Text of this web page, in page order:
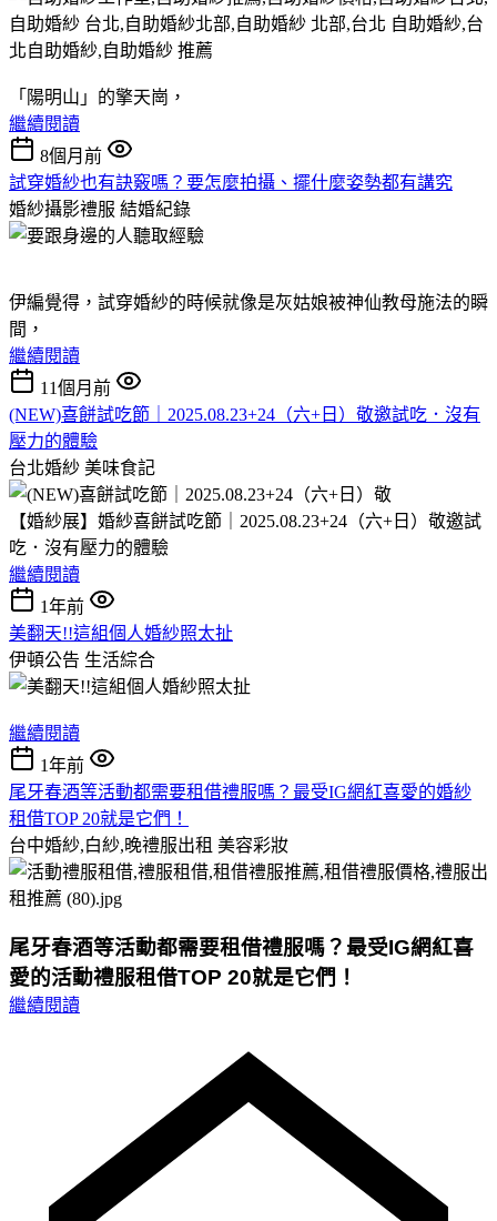
「陽明山」的擎天崗，
繼續閱讀
8個月前
試穿婚紗也有訣竅嗎？要怎麼拍攝、擺什麼姿勢都有講究
婚紗攝影禮服 結婚紀錄
伊編覺得，試穿婚紗的時候就像是灰姑娘被神仙教母施法的瞬
間，
繼續閱讀
11個月前
(NEW)喜餅試吃節｜2025.08.23+24（六+日）敬邀試吃．沒有
壓力的體驗
台北婚紗 美味食記
【婚紗展】婚紗喜餅試吃節｜2025.08.23+24（六+日）敬邀試
吃．沒有壓力的體驗
繼續閱讀
1年前
美翻天!!這組個人婚紗照太扯
伊頓公告 生活綜合
繼續閱讀
1年前
尾牙春酒等活動都需要租借禮服嗎？最受IG網紅喜愛的婚紗
租借TOP 20就是它們！
台中婚紗,白紗,晚禮服出租 美容彩妝
尾牙春酒等活動都需要租借禮服嗎？最受IG網紅喜
愛的活動禮服租借TOP 20就是它們！
繼續閱讀